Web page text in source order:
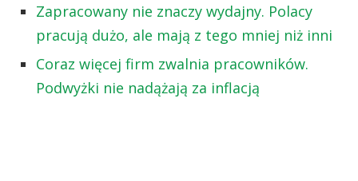
Zapracowany nie znaczy wydajny. Polacy
pracują dużo, ale mają z tego mniej niż inni
Coraz więcej firm zwalnia pracowników.
Podwyżki nie nadążają za inflacją